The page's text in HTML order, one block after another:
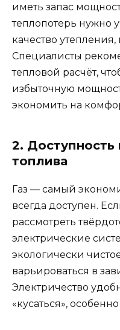
иметь запас
теплопотерь нужно
качество
Специалисты
тепловой расчёт,
избыточную
экономить на
2. Доступность
топлива
Газ — самый
всегда доступен.
рассмотреть
электрические
экологически
варьироваться в
Электричество
«кусаться»,